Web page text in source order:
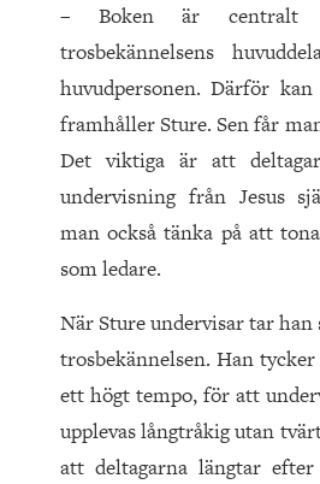
– Boken är centralt
trosbekännelsens
huvudpersonen. Därför
framhåller Sture. Sen får
Det viktiga är att
undervisning från Jesus
man också tänka på att
som ledare.
När Sture undervisar tar
trosbekännelsen. Han
ett högt tempo, för att
upplevas långtråkig utan
att deltagarna längtar